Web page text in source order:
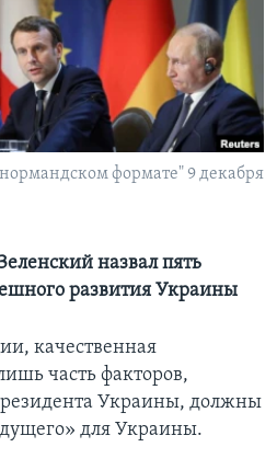
формате" 9 декабря
назвал пять
развития Украины
качественная
часть факторов,
Украины, должны
для Украины.